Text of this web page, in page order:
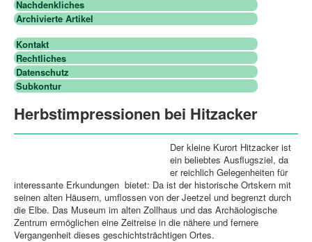
Nachdenkliches
Archivierte Artikel
Kontakt
Rechtliches
Datenschutz
Subkontur
Herbstimpressionen bei Hitzacker
Der kleine Kurort Hitzacker ist
ein beliebtes Ausflugsziel, da
er reichlich Gelegenheiten für
interessante Erkundungen bietet: Da ist der historische Ortskern mit
seinen alten Häusern, umflossen von der Jeetzel und begrenzt durch
die Elbe. Das Museum im alten Zollhaus und das Archäologische
Zentrum ermöglichen eine Zeitreise in die nähere und fernere
Vergangenheit dieses geschichtsträchtigen Ortes.